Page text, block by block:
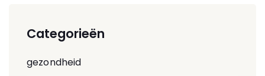
Categorieën
gezondheid